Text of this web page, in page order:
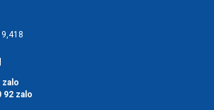
TẠO MÁY HOÀNG AN
Phường An Lạc, Quận Bình Tân, Tp . HCM